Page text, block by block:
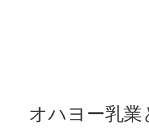
オハヨー乳業